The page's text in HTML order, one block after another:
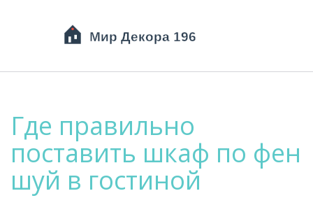
Где правильно
поставить шкаф по фен
шуй в гостиной